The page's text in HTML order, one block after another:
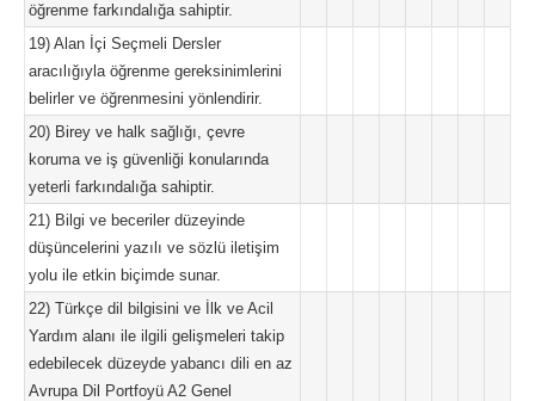
öğrenme farkındalığa sahiptir.
19) Alan İçi Seçmeli Dersler
aracılığıyla öğrenme gereksinimlerini
belirler ve öğrenmesini yönlendirir.
20) Birey ve halk sağlığı, çevre
koruma ve iş güvenliği konularında
yeterli farkındalığa sahiptir.
21) Bilgi ve beceriler düzeyinde
düşüncelerini yazılı ve sözlü iletişim
yolu ile etkin biçimde sunar.
22) Türkçe dil bilgisini ve İlk ve Acil
Yardım alanı ile ilgili gelişmeleri takip
edebilecek düzeyde yabancı dili en az
Avrupa Dil Portfoyü A2 Genel